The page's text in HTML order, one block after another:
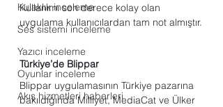
Kulaklık inceleme
Ses sistemi inceleme
Yazıcı inceleme
Oyunlar inceleme
Akış hizmetleri haberleri
Kullanımı son derece kolay olan
uygulama kullanıcılardan tam not almıştır.
Türkiye’de Blippar
Blippar uygulamasının Türkiye pazarına
bakıldığında Milliyet, MediaCat ve Ülker